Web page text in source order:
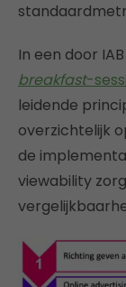
In een door
breakfast-
leidende
overzichtelijk
de
viewability